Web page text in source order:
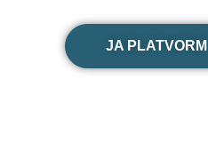
JA PLATVORM